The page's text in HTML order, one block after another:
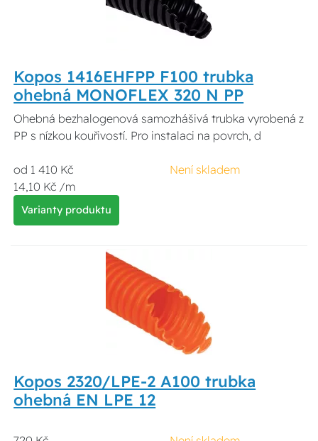
Kopos 1416EHFPP F100 trubka
ohebná MONOFLEX 320 N PP
Ohebná bezhalogenová samozhášivá trubka vyrobená z
PP s nízkou kouřivostí. Pro instalaci na povrch, d
od 1 410 Kč
14,10 Kč /m
Není skladem
Varianty produktu
Kopos 2320/LPE-2 A100 trubka
ohebná EN LPE 12